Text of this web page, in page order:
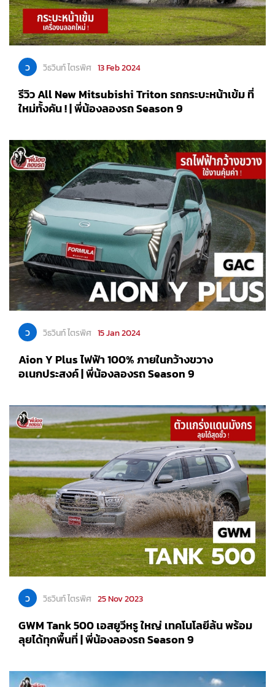
ว วิธวินท์ ไตรพิศ 13 Feb 2024
รีวิว All New Mitsubishi Triton รถกระบะหน้าเข้ม ที่
ใหม่ทั้งคัน ! | พี่น้องลองรถ Season 9
ว วิธวินท์ ไตรพิศ 15 Jan 2024
Aion Y Plus ไฟฟ้า 100% ภายในกว้างขวาง
อเนกประสงค์ | พี่น้องลองรถ Season 9
ว วิธวินท์ ไตรพิศ 25 Nov 2023
GWM Tank 500 เอสยูวีหรู ใหญ่ เทคโนโลยีล้น พร้อม
ลุยได้ทุกพื้นที่ | พี่น้องลองรถ Season 9